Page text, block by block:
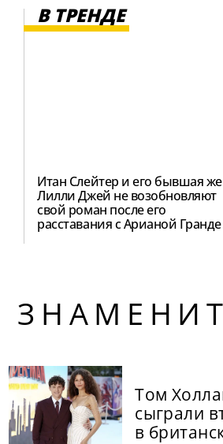
В ТРЕНДЕ
Итан Слейтер и его бывшая
Лилли Джей не возобновляют
свой роман после его
расставания с Арианой Гранде
Том
сыграли
в